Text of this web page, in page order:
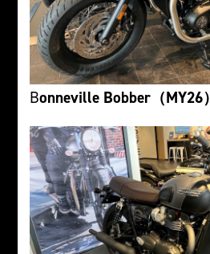
Bonneville Bobber（MY26）